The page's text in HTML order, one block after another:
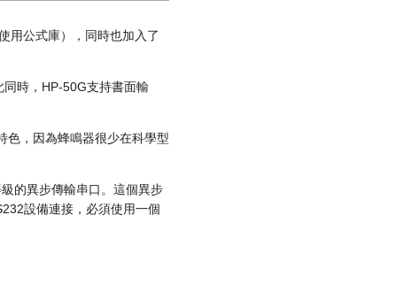
用公式庫），同時也加入了
時，HP-50G支持書面輸
，因為蜂鳴器很少在科學型
的異步傳輸串口。這個異步
設備連接，必須使用一個